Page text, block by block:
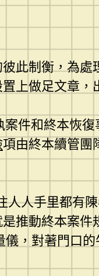
此制衡，為
上做足文章
案件和終本
項由終本續管團
人手里都有
推動終本案
，對著門口